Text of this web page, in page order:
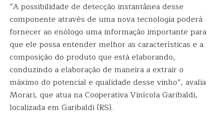
“A possibilidade de detecção instantânea desse
componente através de uma nova tecnologia poderá
fornecer ao enólogo uma informação importante para
que ele possa entender melhor as características e a
composição do produto que está elaborando,
conduzindo a elaboração de maneira a extrair o
máximo do potencial e qualidade desse vinho”, avalia
Morari, que atua na Cooperativa Vinícola Garibaldi,
localizada em Garibaldi (RS).